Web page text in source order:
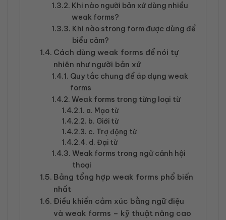
Khi nào người bản xứ dùng nhiều
weak forms?
Khi nào strong form được dùng để
biểu cảm?
Cách dùng weak forms để nói tự
nhiên như người bản xứ
Quy tắc chung để áp dụng weak
forms
Weak forms trong từng loại từ
a. Mạo từ
b. Giới từ
c. Trợ động từ
d. Đại từ
Weak forms trong ngữ cảnh hội
thoại
Bảng tổng hợp weak forms phổ biến
nhất
Điều khiển cảm xúc bằng ngữ điệu
và weak forms – kỹ thuật nâng cao